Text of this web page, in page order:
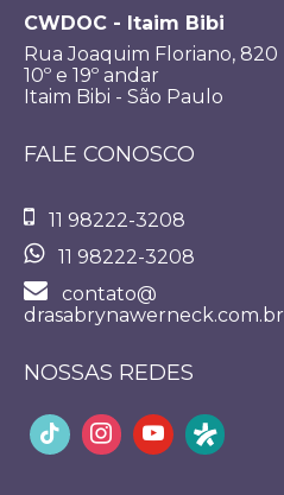
CWDOC - Itaim Bibi
Rua Joaquim Floriano, 820
10º e 19º andar
Itaim Bibi - São Paulo
FALE CONOSCO
11 98222-3208
11 98222-3208
contato@
drasabrynawerneck.com.br
NOSSAS REDES